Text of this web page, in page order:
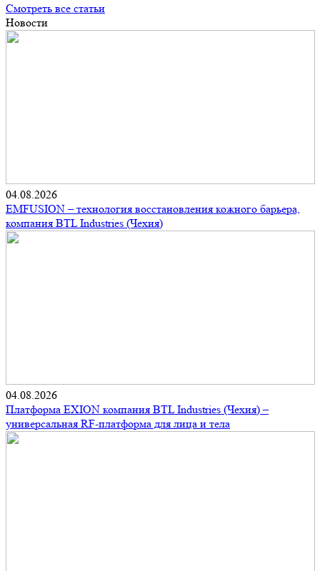
Смотреть все статьи
Новости
04.08.2026
EMFUSION – технология восстановления кожного барьера,
компания BTL Industries (Чехия)
04.08.2026
Платформа EXION компания BTL Industries (Чехия) –
универсальная RF-платформа для лица и тела